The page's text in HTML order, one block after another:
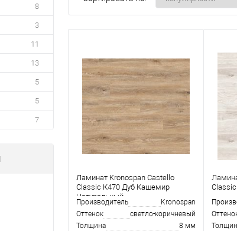
8
3
11
13
5
5
7
Ламинат Kronospan Castello
Classic К470 Дуб Кашемир
Натуральный
Производитель
Kronospan
Оттенок
светло-коричневый
Толщина
8 мм